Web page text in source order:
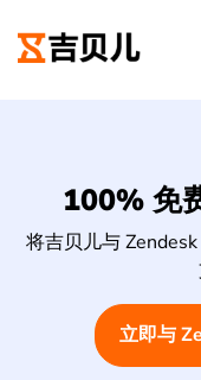
100% 免
将吉贝儿与
立即与